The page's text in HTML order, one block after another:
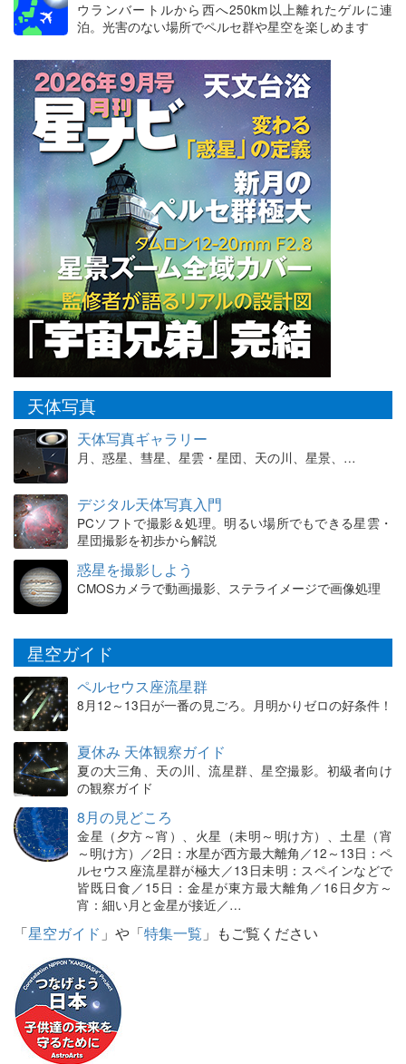
ウランバートルから西へ250km以上離れたゲルに連
泊。光害のない場所でペルセ群や星空を楽しめます
天体写真
天体写真ギャラリー
月、惑星、彗星、星雲・星団、天の川、星景、…
デジタル天体写真入門
PCソフトで撮影＆処理。明るい場所でもできる星雲・
星団撮影を初歩から解説
惑星を撮影しよう
CMOSカメラで動画撮影、ステライメージで画像処理
星空ガイド
ペルセウス座流星群
8月12～13日が一番の見ごろ。月明かりゼロの好条件！
夏休み 天体観察ガイド
夏の大三角、天の川、流星群、星空撮影。初級者向け
の観察ガイド
8月の見どころ
金星（夕方～宵）、火星（未明～明け方）、土星（宵
～明け方）／2日：水星が西方最大離角／12～13日：ペ
ルセウス座流星群が極大／13日未明：スペインなどで
皆既日食／15日：金星が東方最大離角／16日夕方～
宵：細い月と金星が接近／…
「星空ガイド 」や「特集一覧 」もご覧ください